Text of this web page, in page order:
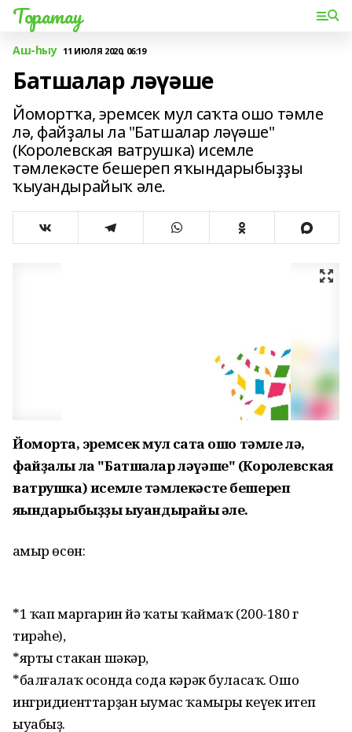
Торатау
Аш-һыу 11 ИЮЛЯ 2020, 06:19
Батшалар ләүәше
Йомортҡа, эремсек мул саҡта ошо тәмле
лә, файҙалы ла "Батшалар ләүәше"
(Королевская ватрушка) исемле
тәмлекәсте бешереп яҡындарыбыҙҙы
ҡыуандырайыҡ әле.
Йомортҡа, эремсек мул саҡта ошо тәмле лә,
файҙалы ла "Батшалар ләүәше" (Королевская
ватрушка) исемле тәмлекәсте бешереп
яҡындарыбыҙҙы ҡыуандырайыҡ әле.
Ҡамыр өсөн:
*1 ҡап маргарин йә ҡаты ҡаймаҡ (200-180 г
тирәһе),
*ярты стакан шәкәр,
*балғалаҡ осонда сода кәрәк буласаҡ. Ошо
ингридиенттарҙан ыумас ҡамыры кеүек итеп
ыуабыҙ.